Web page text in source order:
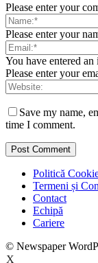
Please enter your
Please enter your
You have entered an
Please enter your
Save my name,
time I comment.
Politică
Termeni și
Contact
Echipă
Cariere
© Newspaper
X